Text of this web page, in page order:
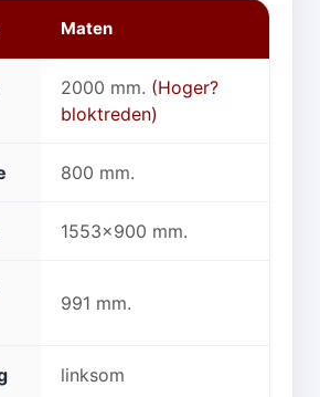
Maten
2000 mm. (Hoger?
bloktreden)
800 mm.
1553x900 mm.
991 mm.
linksom